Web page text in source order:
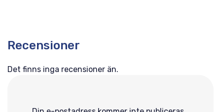
Recensioner
Det finns inga recensioner än.